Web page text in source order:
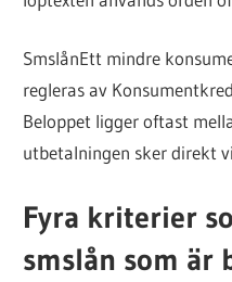
SmslånEtt mindre
regleras av
Beloppet ligger oftast
utbetalningen sker direkt
Fyra kriterier
smslån som är